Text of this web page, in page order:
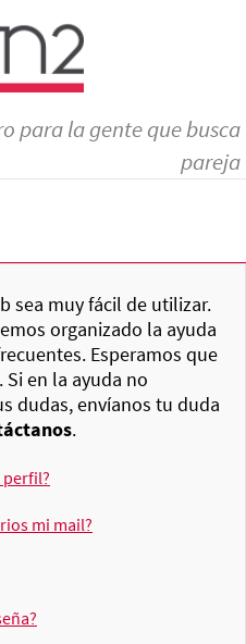
para la gente que busca
pareja
sea muy fácil de utilizar.
organizado la ayuda
Esperamos que
en la ayuda no
dudas, envíanos tu duda
.
mi mail?